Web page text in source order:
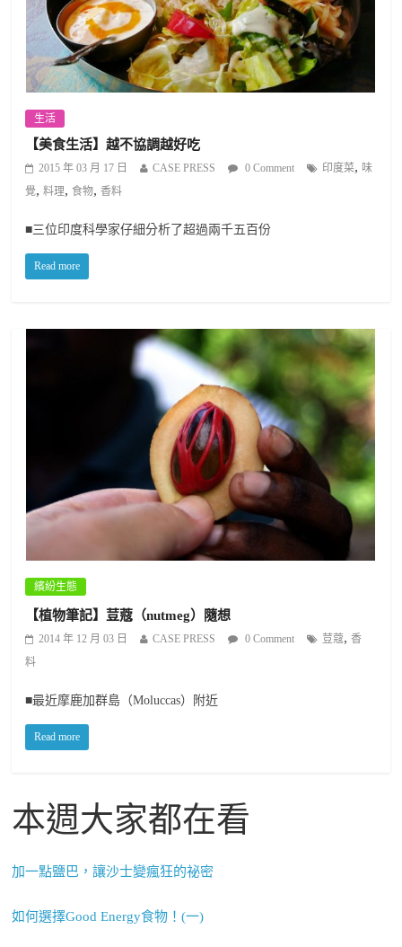
生活
【美食生活】越不協調越好吃
2015 年 03 月 17 日 CASE PRESS 0 Comment 印度菜, 味
覺,料理,食物,香料
■三位印度科學家仔細分析了超過兩千五百份
Read more
繽紛生態
【植物筆記】荳蔻（nutmeg）隨想
2014 年 12 月 03 日 CASE PRESS 0 Comment 荳蔻,香
料
■最近摩鹿加群島（Moluccas）附近
Read more
本週大家都在看
加一點鹽巴，讓沙士變瘋狂的祕密
如何選擇Good Energy食物！(一)